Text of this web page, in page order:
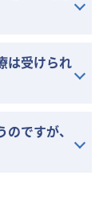
は受けられ
ですが、